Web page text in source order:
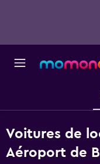
Voitures de
Aéroport de